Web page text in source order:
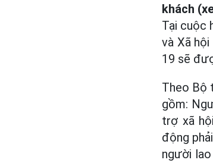
khách
Tại cuộc
và Xã
19 sẽ
Theo Bộ
gồm:
trợ xã
động
người